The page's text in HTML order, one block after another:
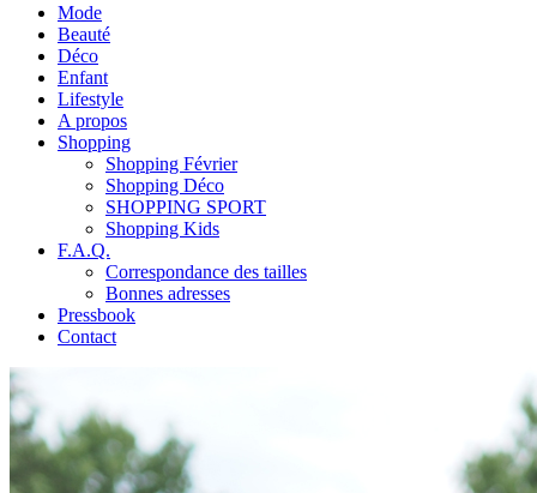
Mode
Beauté
Déco
Enfant
Lifestyle
A propos
Shopping
Shopping Février
Shopping Déco
SHOPPING SPORT
Shopping Kids
F.A.Q.
Correspondance des tailles
Bonnes adresses
Pressbook
Contact